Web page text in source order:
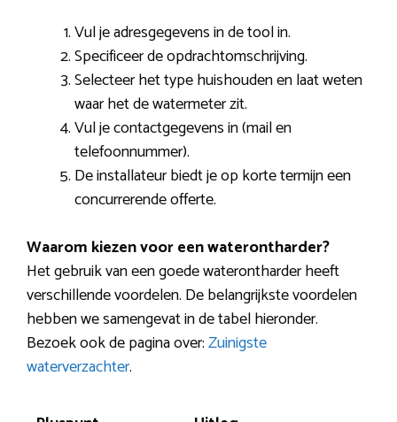
Vul je adresgegevens in de tool in.
Specificeer de opdrachtomschrijving.
Selecteer het type huishouden en laat weten
waar het de watermeter zit.
Vul je contactgegevens in (mail en
telefoonnummer).
De installateur biedt je op korte termijn een
concurrerende offerte.
Waarom kiezen voor een waterontharder?
Het gebruik van een goede waterontharder heeft
verschillende voordelen. De belangrijkste voordelen
hebben we samengevat in de tabel hieronder.
Bezoek ook de pagina over:Zuinigste
waterverzachter.